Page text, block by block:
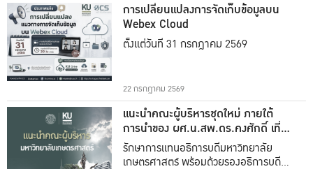
การเปลี่ยนแปลงการจัดเก็บข้อมูลบน
Webex Cloud
ตั้งแต่วันที่ 31 กรกฎาคม 2569
22 กรกฎาคม 2569
แนะนำคณะผู้บริหารชุดใหม่ ภายใต้
การนำของ ผศ.น.สพ.ดร.คงศักดิ์ เที่ยง
ธรรม
รักษาการแทนอธิการบดีมหาวิทยาลัย
เกษตรศาสตร์ พร้อมด้วยรองอธิการบดีทั้ง